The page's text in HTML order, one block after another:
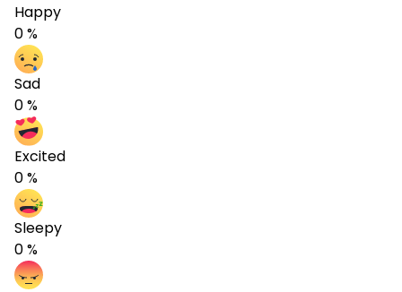
Happy
0%
Sad
0%
Excited
0%
Sleepy
0%